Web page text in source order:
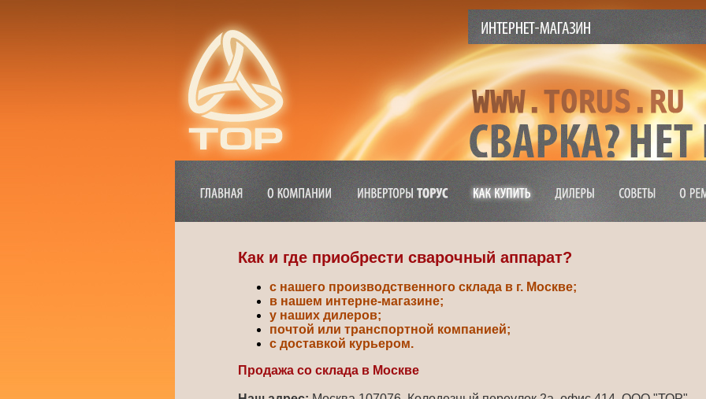
Как и где приобрести сварочный аппарат?
с нашего производственного склада в г. Москве;
в нашем интерне-магазине;
у наших дилеров;
почтой или транспортной компанией;
с доставкой курьером.
Продажа со склада в Москве